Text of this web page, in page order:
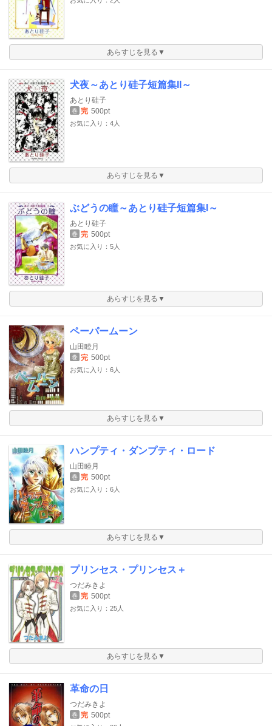
あらすじを見る▼
犬夜～あとり硅子短篇集II～
あとり硅子
巻 完 500pt
お気に入り：4人
あらすじを見る▼
ぶどうの瞳～あとり硅子短篇集I～
あとり硅子
巻 完 500pt
お気に入り：5人
あらすじを見る▼
ペーパームーン
山田睦月
巻 完 500pt
お気に入り：6人
あらすじを見る▼
ハンプティ・ダンプティ・ロード
山田睦月
巻 完 500pt
お気に入り：6人
あらすじを見る▼
プリンセス・プリンセス＋
つだみきよ
巻 完 500pt
お気に入り：25人
あらすじを見る▼
革命の日
つだみきよ
巻 完 500pt